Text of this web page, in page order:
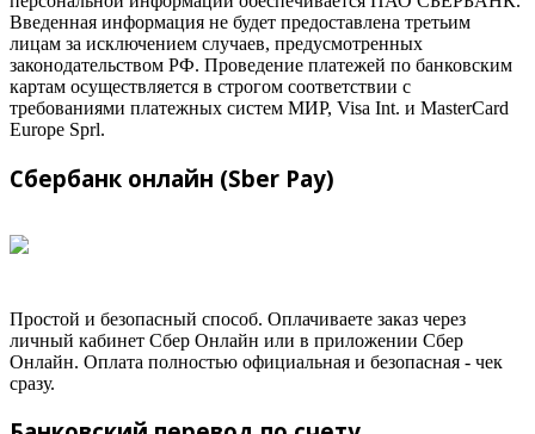
Введенная информация не будет предоставлена третьим
лицам за исключением случаев, предусмотренных
законодательством РФ. Проведение платежей по банковским
картам осуществляется в строгом соответствии с
требованиями платежных систем МИР, Visa Int. и MasterCard
Europe Sprl.
Сбербанк онлайн (Sber Pay)
Простой и безопасный способ. Оплачиваете заказ через
личный кабинет Сбер Онлайн или в приложении Сбер
Онлайн. Оплата полностью официальная и безопасная - чек
сразу.